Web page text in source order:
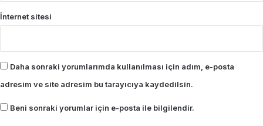
İnternet sitesi
Daha sonraki yorumlarımda kullanılması için adım, e-posta
adresim ve site adresim bu tarayıcıya kaydedilsin.
Beni sonraki yorumlar için e-posta ile bilgilendir.